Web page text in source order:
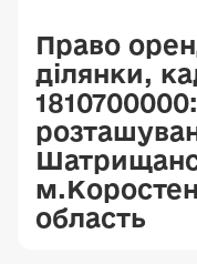
Право
ділянки,
область